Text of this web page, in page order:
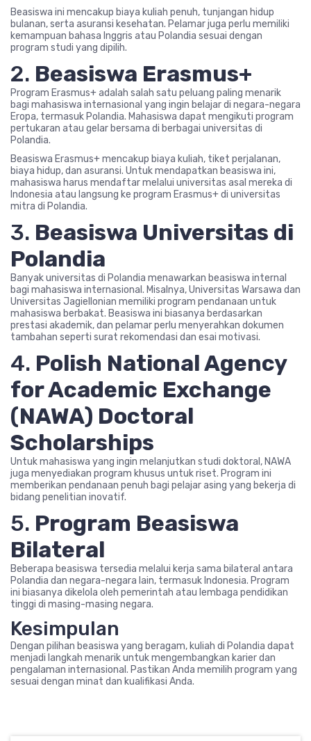
Beasiswa ini mencakup biaya kuliah penuh, tunjangan hidup
bulanan, serta asuransi kesehatan. Pelamar juga perlu memiliki
kemampuan bahasa Inggris atau Polandia sesuai dengan
program studi yang dipilih.
2. Beasiswa Erasmus+
Program Erasmus+ adalah salah satu peluang paling menarik
bagi mahasiswa internasional yang ingin belajar di negara-negara
Eropa, termasuk Polandia. Mahasiswa dapat mengikuti program
pertukaran atau gelar bersama di berbagai universitas di
Polandia.
Beasiswa Erasmus+ mencakup biaya kuliah, tiket perjalanan,
biaya hidup, dan asuransi. Untuk mendapatkan beasiswa ini,
mahasiswa harus mendaftar melalui universitas asal mereka di
Indonesia atau langsung ke program Erasmus+ di universitas
mitra di Polandia.
3. Beasiswa Universitas di
Polandia
Banyak universitas di Polandia menawarkan beasiswa internal
bagi mahasiswa internasional. Misalnya, Universitas Warsawa dan
Universitas Jagiellonian memiliki program pendanaan untuk
mahasiswa berbakat. Beasiswa ini biasanya berdasarkan
prestasi akademik, dan pelamar perlu menyerahkan dokumen
tambahan seperti surat rekomendasi dan esai motivasi.
4. Polish National Agency
for Academic Exchange
(NAWA) Doctoral
Scholarships
Untuk mahasiswa yang ingin melanjutkan studi doktoral, NAWA
juga menyediakan program khusus untuk riset. Program ini
memberikan pendanaan penuh bagi pelajar asing yang bekerja di
bidang penelitian inovatif.
5. Program Beasiswa
Bilateral
Beberapa beasiswa tersedia melalui kerja sama bilateral antara
Polandia dan negara-negara lain, termasuk Indonesia. Program
ini biasanya dikelola oleh pemerintah atau lembaga pendidikan
tinggi di masing-masing negara.
Kesimpulan
Dengan pilihan beasiswa yang beragam, kuliah di Polandia dapat
menjadi langkah menarik untuk mengembangkan karier dan
pengalaman internasional. Pastikan Anda memilih program yang
sesuai dengan minat dan kualifikasi Anda.